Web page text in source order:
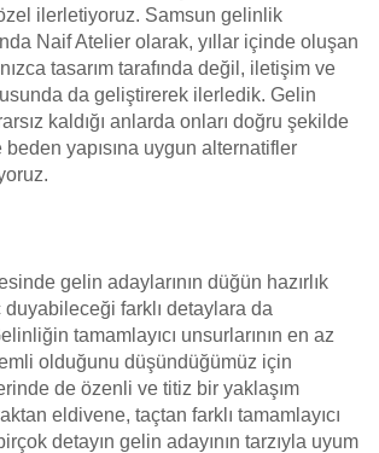
ilerletiyoruz. Samsun gelinlik
Naif Atelier olarak, yıllar içinde oluşan
tasarım tarafında değil, iletişim ve
da geliştirerek ilerledik. Gelin
kaldığı anlarda onları doğru şekilde
yapısına uygun alternatifler
gelin adaylarının düğün hazırlık
farklı detaylara da
tamamlayıcı unsurlarının en az
olduğunu düşündüğümüz için
de özenli ve titiz bir yaklaşım
eldivene, taçtan farklı tamamlayıcı
detayın gelin adayının tarzıyla uyum